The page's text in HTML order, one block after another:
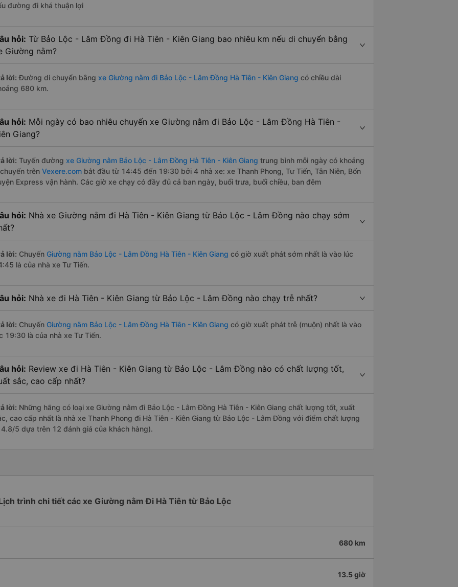
đường đi khá thuận lợi
hỏi: Từ Bảo Lộc - Lâm Đồng đi Hà Tiên - Kiên Giang bao nhiêu km nếu di chuyển bằng
Giường nằm?
lời: Đường di chuyển bằng xe Giường nằm đi Bảo Lộc - Lâm Đồng Hà Tiên - Kiên Giang có chiều dài
680 km.
hỏi: Mỗi ngày có bao nhiêu chuyến xe Giường nằm đi Bảo Lộc - Lâm Đồng Hà Tiên -
Giang?
lời: Tuyến đường xe Giường nằm Bảo Lộc - Lâm Đồng Hà Tiên - Kiên Giang trung bình mỗi ngày có khoảng
trên Vexere.com bắt đầu từ 14:45 đến 19:30 bởi 4 nhà xe: xe Thanh Phong, Tư Tiến, Tân Niên, Bốn
Express vận hành. Các giờ xe chạy có đầy đủ cả ban ngày, buổi trưa, buổi chiều, ban đêm
hỏi: Nhà xe Giường nằm đi Hà Tiên - Kiên Giang từ Bảo Lộc - Lâm Đồng nào chạy sớm
lời: Chuyến Giường nằm Bảo Lộc - Lâm Đồng Hà Tiên - Kiên Giang có giờ xuất phát sớm nhất là vào lúc
là của nhà xe Tư Tiến.
hỏi: Nhà xe đi Hà Tiên - Kiên Giang từ Bảo Lộc - Lâm Đồng nào chạy trễ nhất?
lời: Chuyến Giường nằm Bảo Lộc - Lâm Đồng Hà Tiên - Kiên Giang có giờ xuất phát trễ (muộn) nhất là vào
19:30 là của nhà xe Tư Tiến.
hỏi: Review xe đi Hà Tiên - Kiên Giang từ Bảo Lộc - Lâm Đồng nào có chất lượng tốt,
sắc, cao cấp nhất?
lời: Những hãng có loại xe Giường nằm đi Bảo Lộc - Lâm Đồng Hà Tiên - Kiên Giang chất lượng tốt, xuất
cao cấp nhất là nhà xe Thanh Phong đi Hà Tiên - Kiên Giang từ Bảo Lộc - Lâm Đồng với điểm chất lượng
4.8/5 dựa trên 12 đánh giá của khách hàng).
trình chi tiết các xe Giường nằm Đi Hà Tiên từ Bảo Lộc
680 km
13.5 giờ